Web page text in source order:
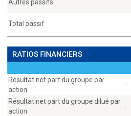
Autres passifs
Total passif
RATIOS FINANCIERS
Résultat net part du groupe par
action
:
Résultat net part du groupe dilué par
action
: